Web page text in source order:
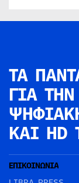
ΤΑ
ΓΙΑ ΤΗΝ
ΚΑΙ HD
ΕΠΙΚΟΙΝΩΝΙΑ